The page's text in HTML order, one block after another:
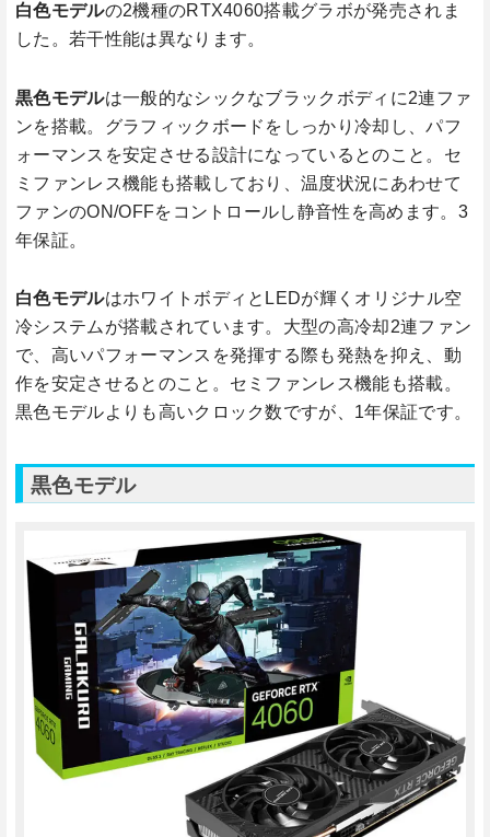
白色モデルの2機種のRTX4060搭載グラボが発売されま
した。若干性能は異なります。
黒色モデルは一般的なシックなブラックボディに2連ファ
ンを搭載。グラフィックボードをしっかり冷却し、パフ
ォーマンスを安定させる設計になっているとのこと。セ
ミファンレス機能も搭載しており、温度状況にあわせて
ファンのON/OFFをコントロールし静音性を高めます。3
年保証。
白色モデルはホワイトボディとLEDが輝くオリジナル空
冷システムが搭載されています。大型の高冷却2連ファン
で、高いパフォーマンスを発揮する際も発熱を抑え、動
作を安定させるとのこと。セミファンレス機能も搭載。
黒色モデルよりも高いクロック数ですが、1年保証です。
黒色モデル